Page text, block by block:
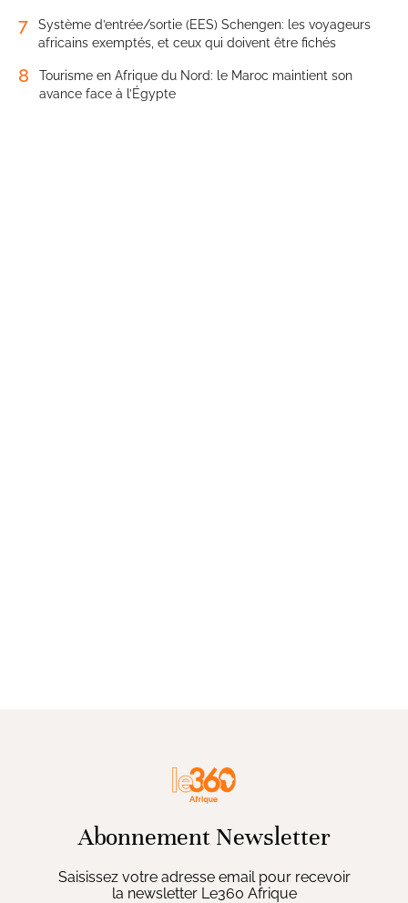
7
Système d’entrée/sortie (EES) Schengen: les voyageurs
africains exemptés, et ceux qui doivent être fichés
8
Tourisme en Afrique du Nord: le Maroc maintient son
avance face à l’Égypte
Abonnement Newsletter
Saisissez votre adresse email pour recevoir
la newsletter Le360 Afrique